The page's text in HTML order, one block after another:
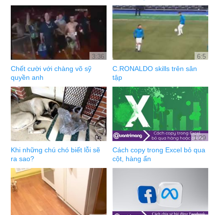
3:36
Chết cười với chàng võ sỹ
quyền anh
6:5
C.RONALDO skills trên sân
tập
Khi những chú chó biết lỗi sẽ
ra sao?
1:29
Cách copy trong Excel bỏ qua
cột, hàng ẩn